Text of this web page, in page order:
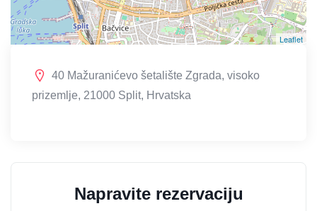
Leaflet
40 Mažuranićevo šetalište Zgrada, visoko
prizemlje, 21000 Split, Hrvatska
Napravite rezervaciju